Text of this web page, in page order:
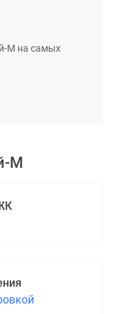
М на самых
М